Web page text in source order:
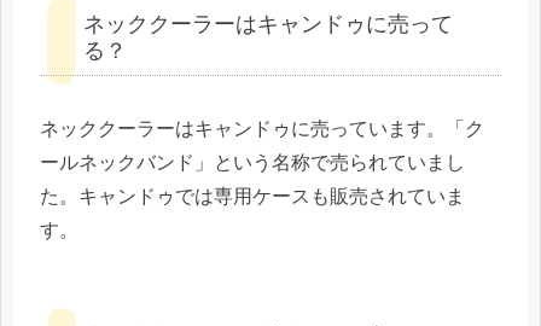
ネッククーラーはキャンドゥに売って
る？
ネッククーラーはキャンドゥに売っています。「ク
ールネックバンド」という名称で売られていまし
た。キャンドゥでは専用ケースも販売されていま
す。